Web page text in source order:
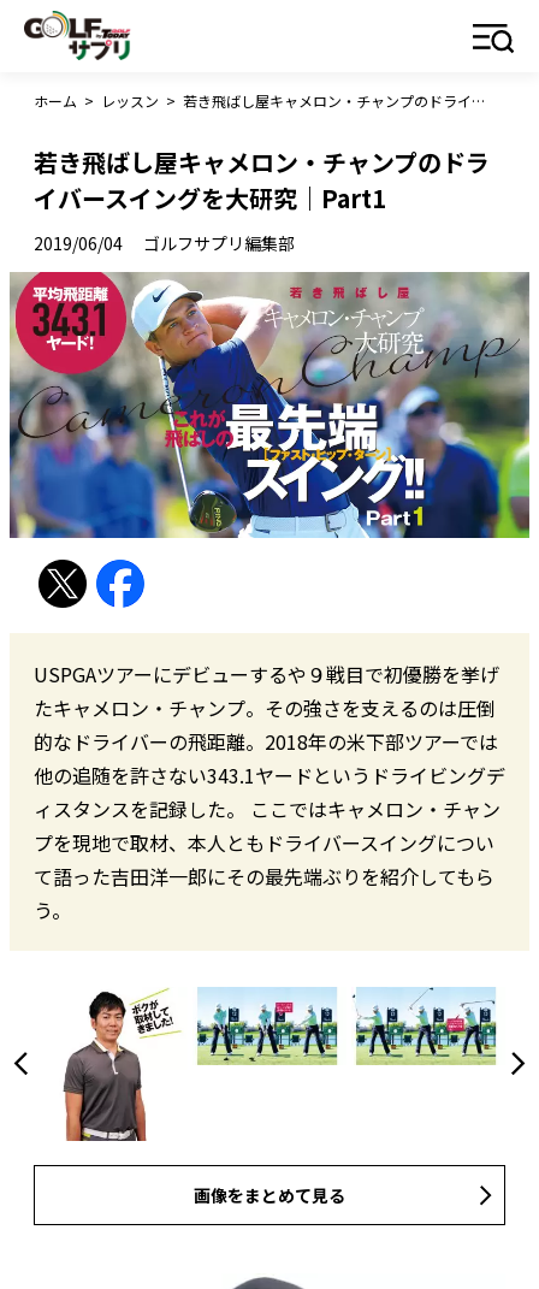
ホーム > レッスン > 若き飛ばし屋キャメロン・チャンプのドライバースイングを大研究｜Part1
若き飛ばし屋キャメロン・チャンプのドラ
イバースイングを大研究｜Part1
2019/06/04 ゴルフサプリ編集部
USPGAツアーにデビューするや９戦目で初優勝を挙げ
たキャメロン・チャンプ。その強さを支えるのは圧倒
的なドライバーの飛距離。2018年の米下部ツアーでは
他の追随を許さない343.1ヤードというドライビングデ
ィスタンスを記録した。 ここではキャメロン・チャン
プを現地で取材、本人ともドライバースイングについ
て語った吉田洋一郎にその最先端ぶりを紹介してもら
う。
画像をまとめて見る